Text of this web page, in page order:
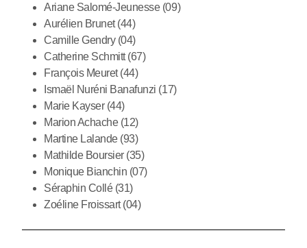
Ariane Salomé-Jeunesse (09)
Aurélien Brunet (44)
Camille Gendry (04)
Catherine Schmitt (67)
François Meuret (44)
Ismaël Nuréni Banafunzi (17)
Marie Kayser (44)
Marion Achache (12)
Martine Lalande (93)
Mathilde Boursier (35)
Monique Bianchin (07)
Séraphin Collé (31)
Zoéline Froissart (04)